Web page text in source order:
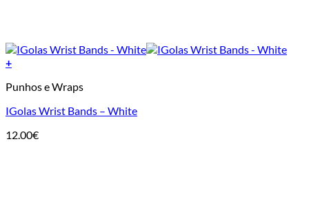
+
Punhos e Wraps
IGolas Wrist Bands – White
12.00€